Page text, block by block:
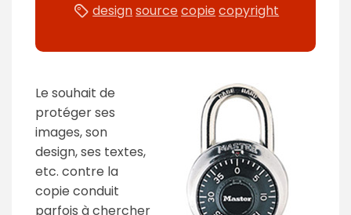
designsourcecopiecopyright
Le souhait de
protéger ses
images, son
design, ses textes,
etc. contre la
copie conduit
parfois à chercher